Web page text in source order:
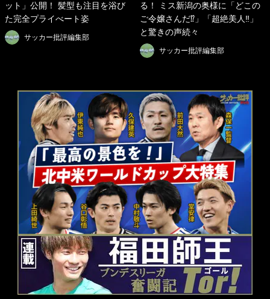
ット」公開！ 髪型も注目を浴び
た完全プライべート姿
サッカー批評編集部
る！ ミス新潟の奥様に「どこの
ご令嬢さんだ⁉︎」「超絶美人‼︎」
と驚きの声続々
サッカー批評編集部